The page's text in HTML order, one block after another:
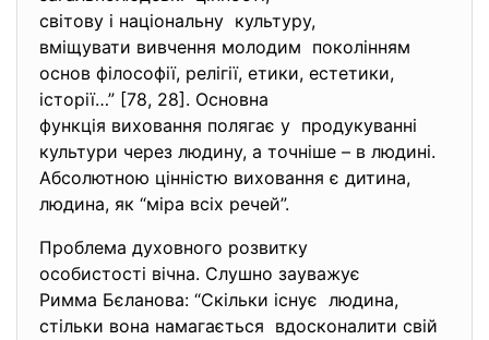
світову і національну культуру,
вміщувати вивчення молодим поколінням
основ філософії, релігії, етики, естетики,
історії…” [78, 28]. Основна
функція виховання полягає у продукуванні
культури через людину, а точніше – в людині.
Абсолютною цінністю виховання є дитина,
людина, як “міра всіх речей”.
Проблема духовного розвитку
особистості вічна. Слушно зауважує
Римма Бєланова: “Скільки існує людина,
стільки вона намагається вдосконалити свій